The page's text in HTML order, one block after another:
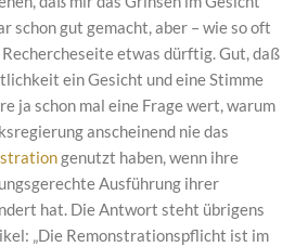
schon gut gemacht, aber – wie so oft
Rechercheseite etwas dürftig. Gut, daß
ein Gesicht und eine Stimme
ja schon mal eine Frage wert, warum
anscheinend nie das
genutzt haben, wenn ihre
Ausführung ihrer
hat. Die Antwort steht übrigens
„Die Remonstrationspflicht ist im